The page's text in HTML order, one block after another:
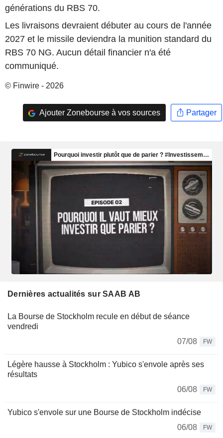
générations du RBS 70.
Les livraisons devraient débuter au cours de l'année
2027 et le missile deviendra la munition standard du
RBS 70 NG. Aucun détail financier n'a été
communiqué.
© Finwire - 2026
Ajouter Zonebourse à vos sources Partager
Dernières actualités sur SAAB AB
La Bourse de Stockholm recule en début de séance
vendredi
07/08
FW
Légère hausse à Stockholm : Yubico s'envole après ses
résultats
06/08
FW
Yubico s'envole sur une Bourse de Stockholm indécise
06/08
FW